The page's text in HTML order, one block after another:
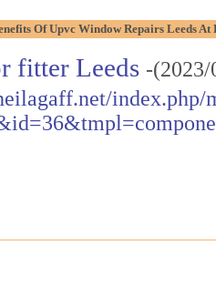
Of Upvc Window Repairs Leeds
fitter Leeds -
index.php/